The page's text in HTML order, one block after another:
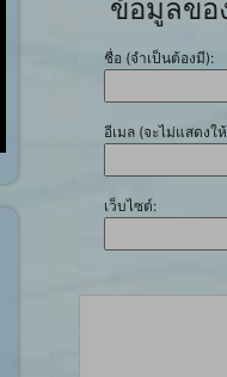
ข้อมูลข
ชื่อ (จำเป็นต้องมี):
อีเมล (จะไม่แสดงใ
เว็บไซต์: